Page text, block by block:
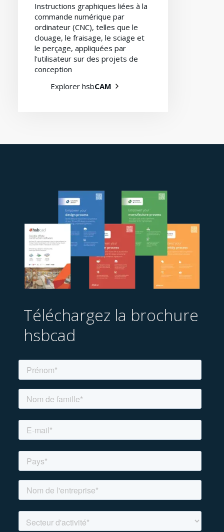
Contact
Instructions graphiques liées à la
commande numérique par
ordinateur (CNC), telles que le
clouage, le fraisage, le sciage et
le perçage, appliquées par
l'utilisateur sur des projets de
conception
Explorer hsbCAM
Téléchargez la brochure
hsbcad